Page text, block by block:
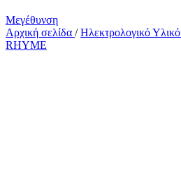
Μεγέθυνση
Αρχική σελίδα / Ηλεκτρολογικό Υλικό
RHYME